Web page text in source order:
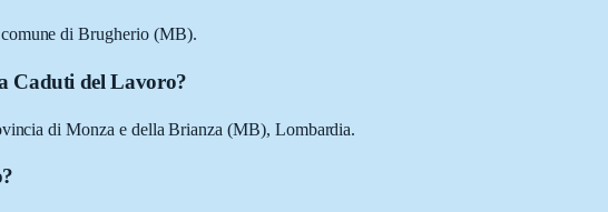
di Brugherio (MB).
Caduti del Lavoro?
di Monza e della Brianza (MB), Lombardia.